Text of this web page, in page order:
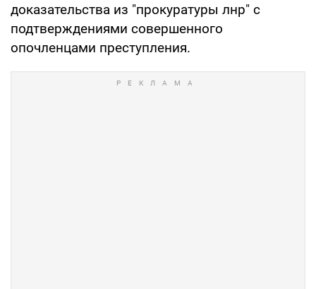
доказательства из "прокуратуры лнр" с
подтверждениями совершенного
опочленцами преступления.